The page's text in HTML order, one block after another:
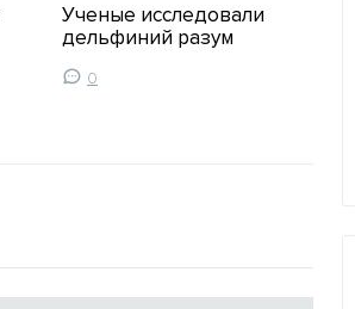
Ученые исследовали
дельфиний разум
0